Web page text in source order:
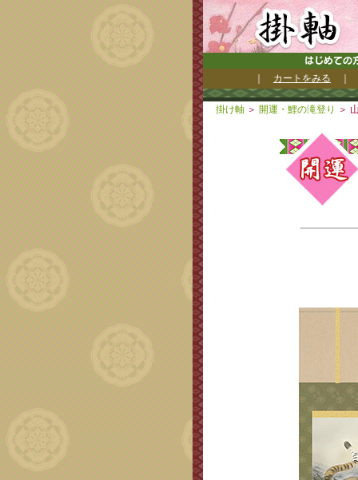
カートをみる
掛け軸 ＞ 開運・鯉の滝登り ＞